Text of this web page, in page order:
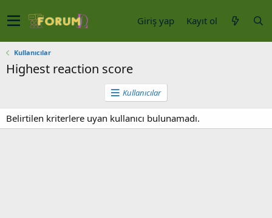
Giriş yap Kayıt ol
Kullanıcılar
Highest reaction score
Kullanıcılar
Belirtilen kriterlere uyan kullanıcı bulunamadı.